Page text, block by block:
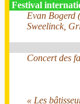
Festival
Evan Bogerd
Sweelinck,
Concert des
« Les